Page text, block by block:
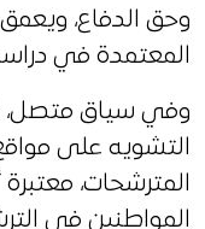
وحق الدفاع،
المعتمدة في
وفي سياق متصل،
التشويه على
المترشحات،
المواطنين في